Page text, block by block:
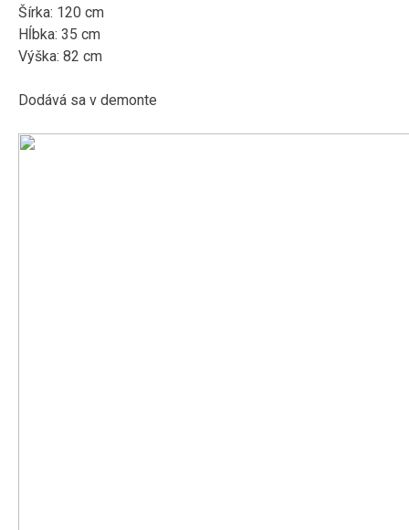
Šírka: 120 cm
Hĺbka: 35 cm
Výška: 82 cm
Dodává sa v demonte